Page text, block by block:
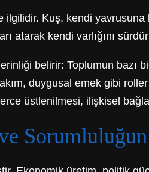
Kuş, kendi yavrusuna
atarak kendi varlığını
belirir: Toplumun bazı
duygusal emek gibi
üstlenilmesi, ilişkisel